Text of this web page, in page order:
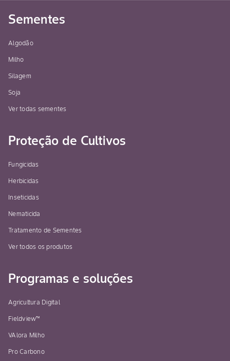
Sementes
Algodão
Milho
Silagem
Soja
Ver todas sementes
Proteção de Cultivos
Fungicidas
Herbicidas
Inseticidas
Nematicida
Tratamento de Sementes
Ver todos os produtos
Programas e soluções
Agricultura Digital
Fieldview™
VAlora Milho
Pro Carbono